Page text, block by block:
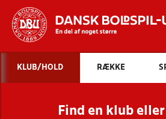
STILLINGER,
KLUB/HOLD RÆKKE
Find en klub